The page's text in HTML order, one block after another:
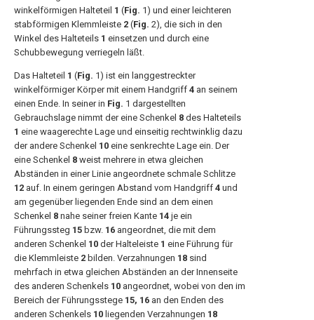
winkelförmigen Halteteil 1 (Fig. 1) und einer leichteren
stabförmigen Klemmleiste 2 (Fig. 2), die sich in den
Winkel des Halteteils 1 einsetzen und durch eine
Schubbewegung verriegeln läßt.
Das Halteteil 1 (Fig. 1) ist ein langgestreckter
winkelförmiger Körper mit einem Handgriff 4 an seinem
einen Ende. In seiner in Fig. 1 dargestellten
Gebrauchslage nimmt der eine Schenkel 8 des Halteteils
1 eine waagerechte Lage und einseitig rechtwinklig dazu
der andere Schenkel 10 eine senkrechte Lage ein. Der
eine Schenkel 8 weist mehrere in etwa gleichen
Abständen in einer Linie angeordnete schmale Schlitze
12 auf. In einem geringen Abstand vom Handgriff 4 und
am gegenüber liegenden Ende sind an dem einen
Schenkel 8 nahe seiner freien Kante 14 je ein
Führungssteg 15 bzw. 16 angeordnet, die mit dem
anderen Schenkel 10 der Halteleiste 1 eine Führung für
die Klemmleiste 2 bilden. Verzahnungen 18 sind
mehrfach in etwa gleichen Abständen an der Innenseite
des anderen Schenkels 10 angeordnet, wobei von den im
Bereich der Führungsstege 15, 16 an den Enden des
anderen Schenkels 10 liegenden Verzahnungen 18